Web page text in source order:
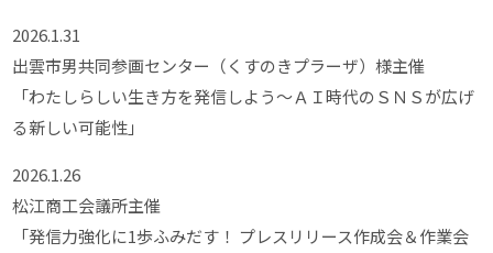
2026.1.31
出雲市男共同参画センター（くすのきプラーザ）様主催
「わたしらしい生き方を発信しよう～ＡＩ時代のＳＮＳが広げ
る新しい可能性」
2026.1.26
松江商工会議所主催
「発信力強化に1歩ふみだす！ プレスリリース作成会＆作業会